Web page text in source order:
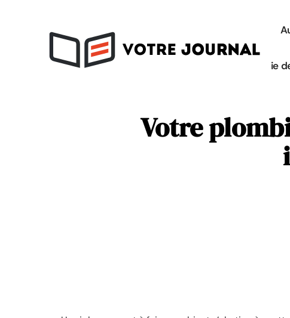
Vie
Votre